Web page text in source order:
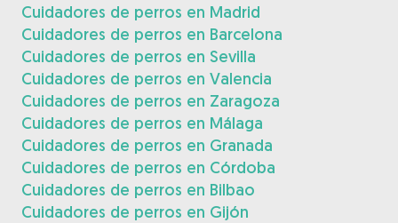
Cuidadores de perros en Madrid
Cuidadores de perros en Barcelona
Cuidadores de perros en Sevilla
Cuidadores de perros en Valencia
Cuidadores de perros en Zaragoza
Cuidadores de perros en Málaga
Cuidadores de perros en Granada
Cuidadores de perros en Córdoba
Cuidadores de perros en Bilbao
Cuidadores de perros en Gijón